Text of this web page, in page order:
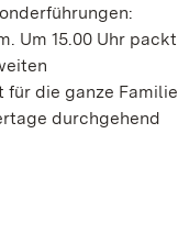
Um 15.00 Uhr packt
die ganze Familie
durchgehend